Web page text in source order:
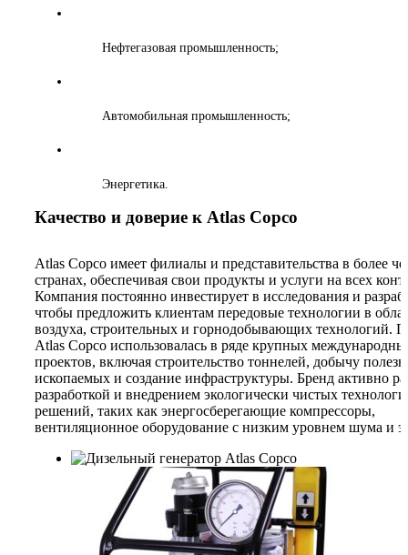
Нефтегазовая промышленность;
Автомобильная промышленность;
Энергетика.
Качество и доверие к Atlas Copco
Atlas Copco имеет филиалы и представительства в более
странах, обеспечивая свои продукты и услуги на всех
Компания постоянно инвестирует в исследования и
чтобы предложить клиентам передовые технологии в
воздуха, строительных и горнодобывающих технологий.
Atlas Copco использовалась в ряде крупных
проектов, включая строительство тоннелей, добычу
ископаемых и создание инфраструктуры. Бренд активно
разработкой и внедрением экологически чистых
решений, таких как энергосберегающие компрессоры,
вентиляционное оборудование с низким уровнем шума и